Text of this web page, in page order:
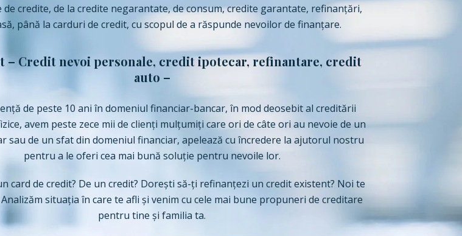
credite, de la credite negarantate, de consum, credite garantate, refinanțări,
până la carduri de credit, cu scopul de a răspunde nevoilor de finanţare.
– Credit nevoi personale, credit ipotecar, refinantare, credit
auto –
de peste 10 ani în domeniul financiar-bancar, în mod deosebit al creditării
avem peste zece mii de clienți mulțumiți care ori de câte ori au nevoie de un
sau de un sfat din domeniul financiar, apelează cu încredere la ajutorul nostru
pentru a le oferi cea mai bună soluție pentru nevoile lor.
card de credit? De un credit? Dorești să-ți refinanțezi un credit existent? Noi te
situația în care te afli și venim cu cele mai bune propuneri de creditare
pentru tine și familia ta.